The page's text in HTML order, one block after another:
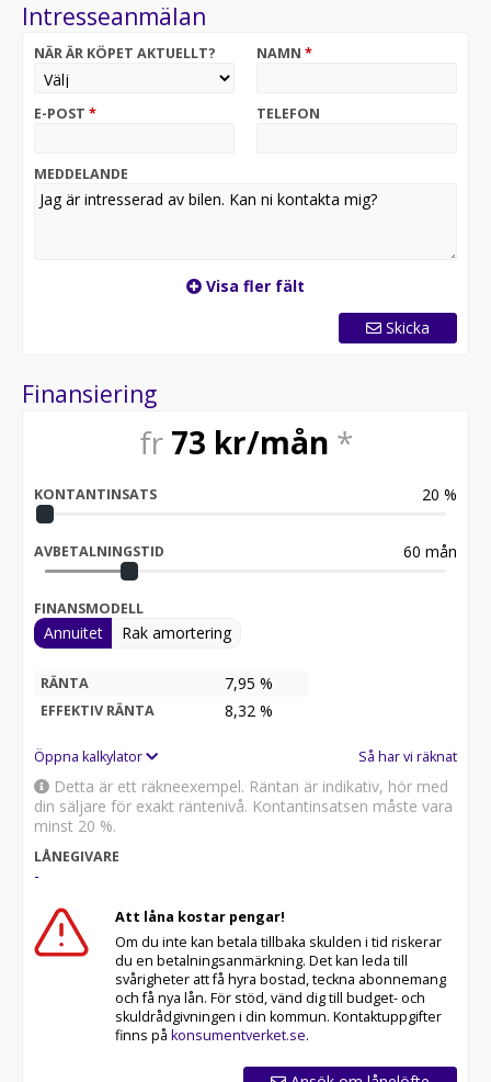
Intresseanmälan
NÄR ÄR KÖPET AKTUELLT? NAMN *
E-POST * TELEFON
MEDDELANDE
Visa fler fält
Skicka
Finansiering
fr 73 kr/mån *
KONTANTINSATS 20 %
AVBETALNINGSTID 60 mån
FINANSMODELL
Annuitet Rak amortering
RÄNTA 7,95 %
EFFEKTIV RÄNTA 8,32 %
Öppna kalkylator Så har vi räknat
Detta är ett räkneexempel. Räntan är indikativ, hör med
din säljare för exakt räntenivå. Kontantinsatsen måste vara
minst 20 %.
LÅNEGIVARE
-
Att låna kostar pengar!
Om du inte kan betala tillbaka skulden i tid riskerar
du en betalningsanmärkning. Det kan leda till
svårigheter att få hyra bostad, teckna abonnemang
och få nya lån. För stöd, vänd dig till budget- och
skuldrådgivningen i din kommun. Kontaktuppgifter
finns på konsumentverket.se.